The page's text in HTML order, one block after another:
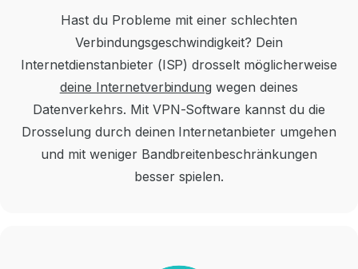
Hast du Probleme mit einer schlechten
Verbindungsgeschwindigkeit? Dein
Internetdienstanbieter (ISP) drosselt möglicherweise
deine Internetverbindung wegen deines
Datenverkehrs. Mit VPN-Software kannst du die
Drosselung durch deinen Internetanbieter umgehen
und mit weniger Bandbreitenbeschränkungen
besser spielen.